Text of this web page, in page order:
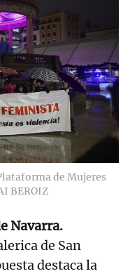
de Mujeres
BEROIZ
Navarra.
de San
destaca la